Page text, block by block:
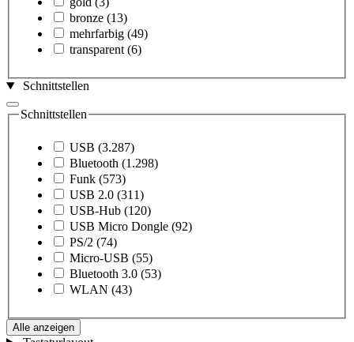
bronze (13)
mehrfarbig (49)
transparent (6)
Schnittstellen
Schnittstellen
USB (3.287)
Bluetooth (1.298)
Funk (573)
USB 2.0 (311)
USB-Hub (120)
USB Micro Dongle (92)
PS/2 (74)
Micro-USB (55)
Bluetooth 3.0 (53)
WLAN (43)
Alle anzeigen